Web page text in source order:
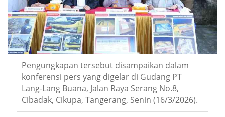
Pengungkapan tersebut disampaikan dalam
konferensi pers yang digelar di Gudang PT
Lang-Lang Buana, Jalan Raya Serang No.8,
Cibadak, Cikupa, Tangerang, Senin (16/3/2026).